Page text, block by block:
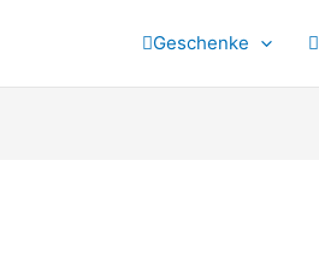
Geschenke